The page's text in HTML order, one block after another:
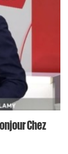
Chez